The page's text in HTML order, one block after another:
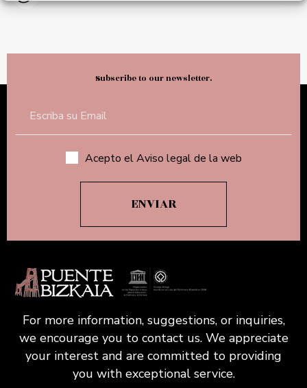
Subscribe to our newsletter.
Acepto el Aviso legal de la web
For more information, suggestions, or inquiries,
we encourage you to contact us. We appreciate
your interest and are committed to providing
you with exceptional service.